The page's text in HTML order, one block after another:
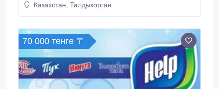
России. Низкие цены. Посетите наш сайт Marble-
Казахстан, Талдыкорган
70 000 тенге 〒